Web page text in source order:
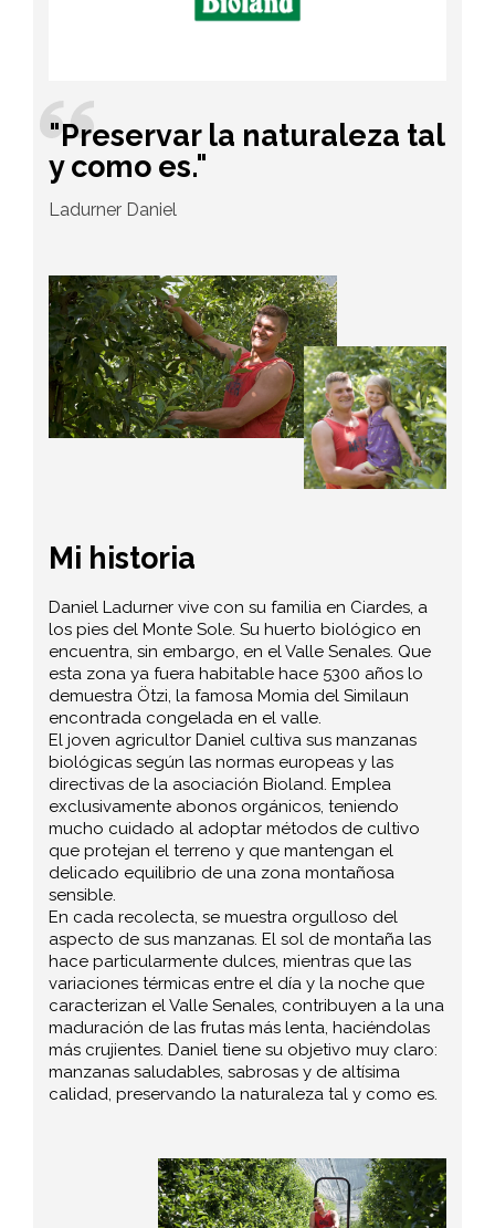
"Preservar la naturaleza tal
y como es."
Ladurner Daniel
Mi historia
Daniel Ladurner vive con su familia en Ciardes, a
los pies del Monte Sole. Su huerto biológico en
encuentra, sin embargo, en el Valle Senales. Que
esta zona ya fuera habitable hace 5300 años lo
demuestra Ötzi, la famosa Momia del Similaun
encontrada congelada en el valle.
El joven agricultor Daniel cultiva sus manzanas
biológicas según las normas europeas y las
directivas de la asociación Bioland. Emplea
exclusivamente abonos orgánicos, teniendo
mucho cuidado al adoptar métodos de cultivo
que protejan el terreno y que mantengan el
delicado equilibrio de una zona montañosa
sensible.
En cada recolecta, se muestra orgulloso del
aspecto de sus manzanas. El sol de montaña las
hace particularmente dulces, mientras que las
variaciones térmicas entre el día y la noche que
caracterizan el Valle Senales, contribuyen a la una
maduración de las frutas más lenta, haciéndolas
más crujientes. Daniel tiene su objetivo muy claro:
manzanas saludables, sabrosas y de altísima
calidad, preservando la naturaleza tal y como es.